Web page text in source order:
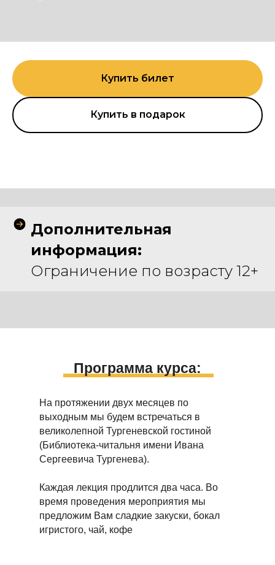
Купить билет
Купить в подарок
Дополнительная
информация:
Ограничение по возрасту 12+
На протяжении двух месяцев по
выходным мы будем встречаться в
великолепной Тургеневской гостиной
(Библиотека-читальня имени Ивана
Сергеевича Тургенева).
Каждая лекция продлится два часа. Во
время проведения мероприятия мы
предложим Вам сладкие закуски, бокал
игристого, чай, кофе
Программа курса: